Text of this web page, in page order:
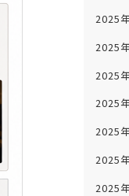
2025
2025
2025
2025
2025
2025
2025